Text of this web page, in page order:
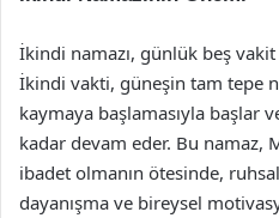
İkindi namazı, günlük beş
İkindi vakti, güneşin tam tepe
kaymaya başlamasıyla başlar
kadar devam eder. Bu namaz,
ibadet olmanın ötesinde,
dayanışma ve bireysel